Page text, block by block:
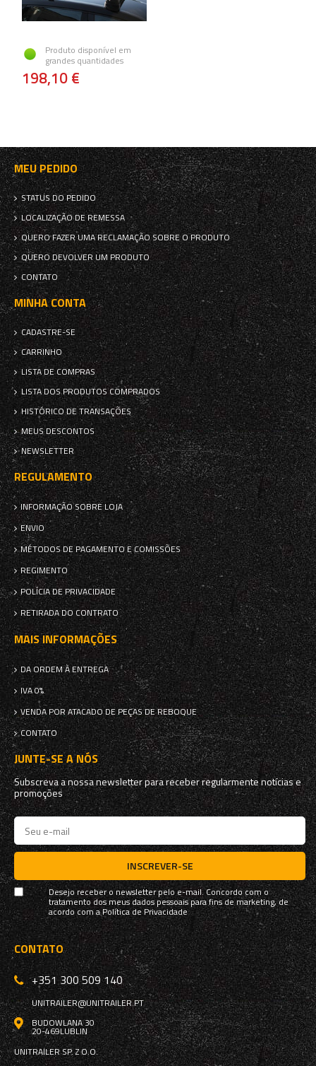
Produto disponível em
grandes quantidades
198,10 €
MEU PEDIDO
STATUS DO PEDIDO
LOCALIZAÇÃO DE REMESSA
QUERO FAZER UMA RECLAMAÇÃO SOBRE O PRODUTO
QUERO DEVOLVER UM PRODUTO
CONTATO
MINHA CONTA
CADASTRE-SE
CARRINHO
LISTA DE COMPRAS
LISTA DOS PRODUTOS COMPRADOS
HISTÓRICO DE TRANSAÇÕES
MEUS DESCONTOS
NEWSLETTER
REGULAMENTO
INFORMAÇÃO SOBRE LOJA
ENVIO
MÉTODOS DE PAGAMENTO E COMISSÕES
REGIMENTO
POLÍCIA DE PRIVACIDADE
RETIRADA DO CONTRATO
MAIS INFORMAÇÕES
DA ORDEM À ENTREGA
IVA 0%
VENDA POR ATACADO DE PEÇAS DE REBOQUE
CONTATO
JUNTE-SE A NÓS
Subscreva a nossa newsletter para receber regularmente notícias e
promoções
INSCREVER-SE
Desejo receber o newsletter pelo e-mail. Concordo com o
tratamento dos meus dados pessoais para fins de marketing, de
acordo com aPolítica de Privacidade
CONTATO
+351 300 509 140
UNITRAILER@UNITRAILER.PT
BUDOWLANA 30
20-469LUBLIN
UNITRAILER SP. Z O.O.